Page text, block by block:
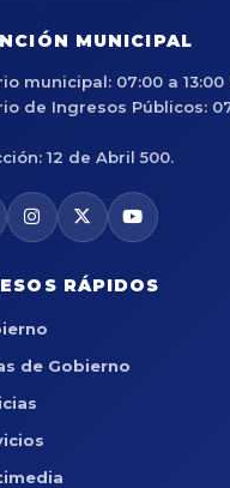
MUNICIPAL
municipal: 07:00 a 13:00
de Ingresos Públicos:
12 de Abril 500.
RÁPIDOS
de Gobierno